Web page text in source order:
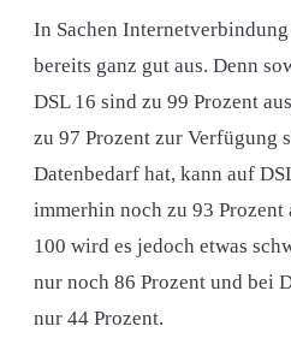
In Sachen
bereits ganz gut aus. Denn
DSL 16 sind zu 99 Prozent
zu 97 Prozent zur Verfügung
Datenbedarf hat, kann auf
immerhin noch zu 93 Prozent
100 wird es jedoch etwas
nur noch 86 Prozent und bei
nur 44 Prozent.